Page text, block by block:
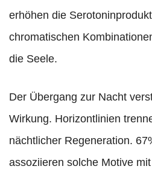
erhöhen die
chromatischen
die Seele.
Der Übergang zur Nacht
Wirkung. Horizontlinien
nächtlicher Regeneration.
assoziieren solche Motive